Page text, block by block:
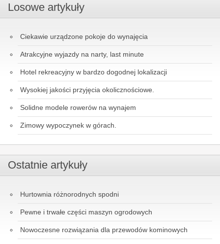
Losowe artykuły
Ciekawie urządzone pokoje do wynajęcia
Atrakcyjne wyjazdy na narty, last minute
Hotel rekreacyjny w bardzo dogodnej lokalizacji
Wysokiej jakości przyjęcia okolicznościowe.
Solidne modele rowerów na wynajem
Zimowy wypoczynek w górach.
Ostatnie artykuły
Hurtownia różnorodnych spodni
Pewne i trwałe części maszyn ogrodowych
Nowoczesne rozwiązania dla przewodów kominowych